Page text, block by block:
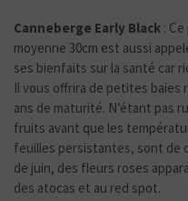
Canneberge Early Black :
moyenne 30cm est aussi
ses bienfaits sur la santé car
Il vous offrira de petites baies
ans de maturité. N’étant pas
fruits avant que les
feuilles persistantes, sont de
de juin, des fleurs roses
des atocas et au red spot.